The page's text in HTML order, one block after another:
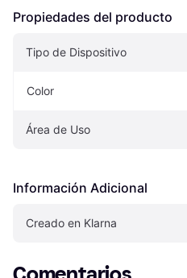
Propiedades del producto
Tipo de Dispositivo
Color
Área de Uso
Información Adicional
Creado en Klarna